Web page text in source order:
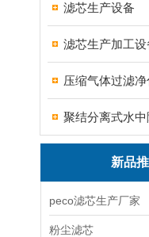
滤芯生产设备
压缩气体过滤
聚结分离式水
新品
peco滤芯生产厂家
粉尘滤芯